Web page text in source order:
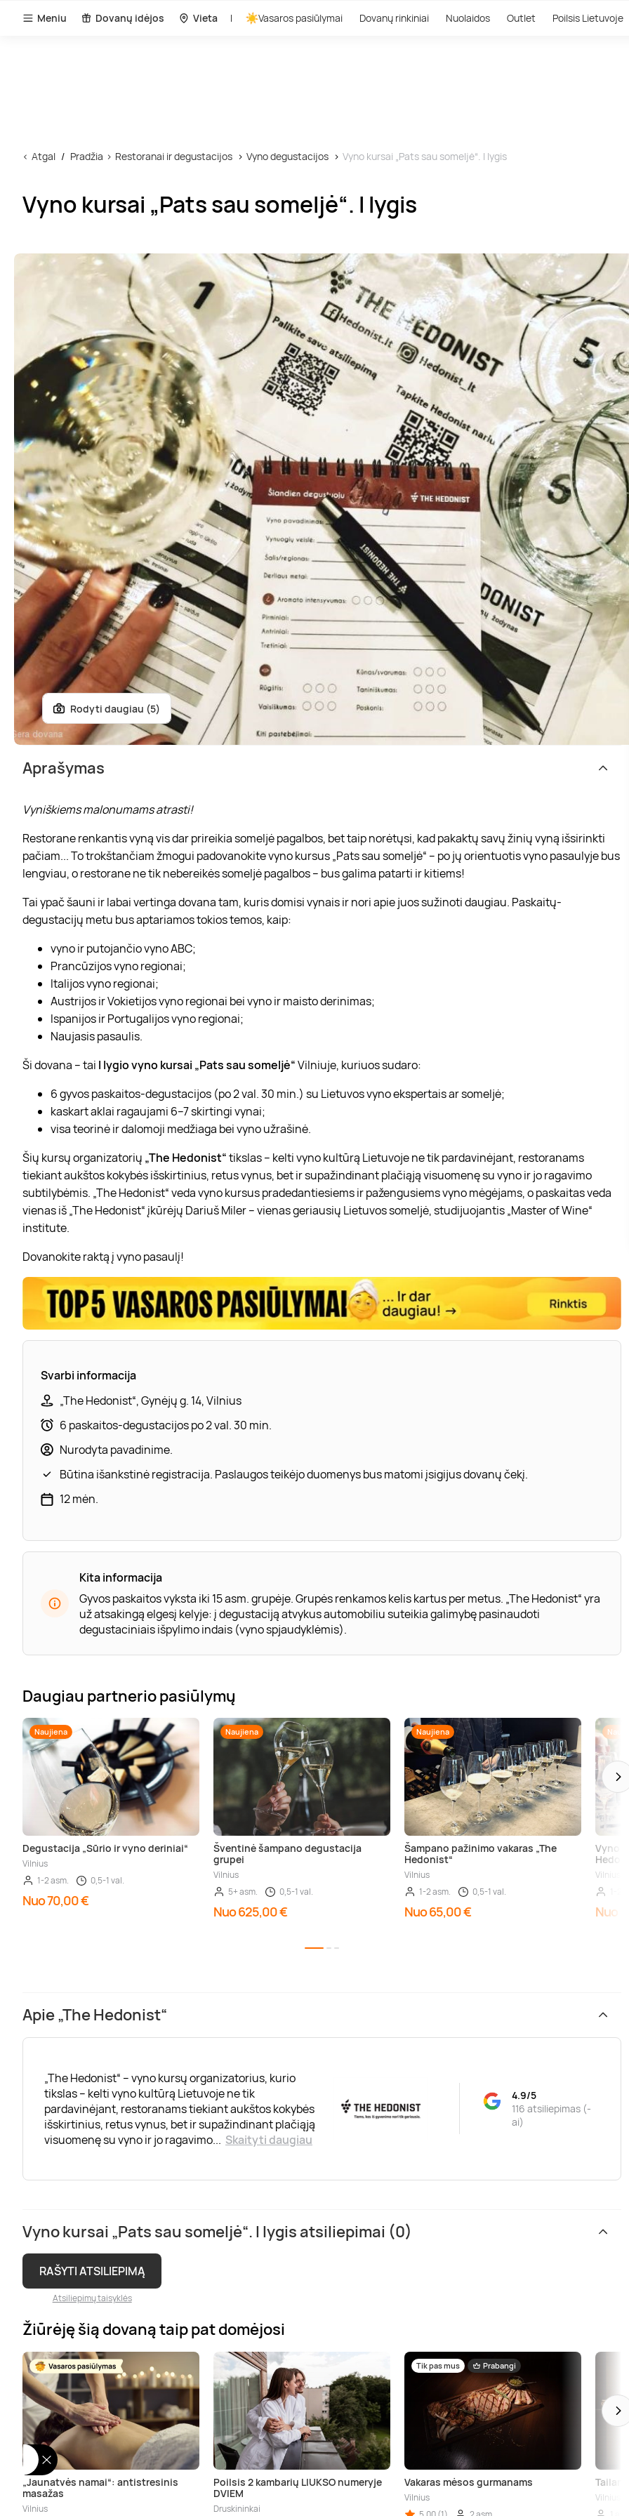
Meniu Dovanų idėjos Vieta Vasaros pasiūlymai Dovanų rinkiniai Nuolaidos Outlet Poilsis Lietuvoje
Atgal Pradžia Restoranai ir degustacijos Vyno degustacijos Vyno kursai „Pats sau someljė“. I lygis
Vyno kursai „Pats sau someljė“. I lygis
Rodyti daugiau (5)
Aprašymas
Vyniškiems malonumams atrasti!
Restorane renkantis vyną vis dar prireikia someljė pagalbos, bet taip norėtųsi, kad pakaktų savų žinių vyną išsirinkti
pačiam... To trokštančiam žmogui padovanokite vyno kursus „Pats sau someljė“ – po jų orientuotis vyno pasaulyje bus
lengviau, o restorane ne tik nebereikės someljė pagalbos – bus galima patarti ir kitiems!
Tai ypač šauni ir labai vertinga dovana tam, kuris domisi vynais ir nori apie juos sužinoti daugiau. Paskaitų-
degustacijų metu bus aptariamos tokios temos, kaip:
vyno ir putojančio vyno ABC;
Prancūzijos vyno regionai;
Italijos vyno regionai;
Austrijos ir Vokietijos vyno regionai bei vyno ir maisto derinimas;
Ispanijos ir Portugalijos vyno regionai;
Naujasis pasaulis.
Ši dovana – tai I lygio vyno kursai „Pats sau someljė“Vilniuje, kuriuos sudaro:
6 gyvos paskaitos-degustacijos (po 2 val. 30 min.) su Lietuvos vyno ekspertais ar someljė;
kaskart aklai ragaujami 6–7 skirtingi vynai;
visa teorinė ir dalomoji medžiaga bei vyno užrašinė.
Šių kursų organizatorių „The Hedonist“tikslas – kelti vyno kultūrą Lietuvoje ne tik pardavinėjant, restoranams
tiekiant aukštos kokybės išskirtinius, retus vynus, bet ir supažindinant plačiąją visuomenę su vyno ir jo ragavimo
subtilybėmis. „The Hedonist“ veda vyno kursus pradedantiesiems ir pažengusiems vyno mėgėjams, o paskaitas veda
vienas iš „The Hedonist“ įkūrėjų Dariuš Miler – vienas geriausių Lietuvos someljė, studijuojantis „Master of Wine“
institute.
Dovanokite raktą į vyno pasaulį!
Svarbi informacija
„The Hedonist“, Gynėjų g. 14, Vilnius
6 paskaitos-degustacijos po 2 val. 30 min.
Nurodyta pavadinime.
Būtina išankstinė registracija. Paslaugos teikėjo duomenys bus matomi įsigijus dovanų čekį.
12 mėn.
Kita informacija
Gyvos paskaitos vyksta iki 15 asm. grupėje. Grupės renkamos kelis kartus per metus. „The Hedonist“ yra
už atsakingą elgesį kelyje: į degustaciją atvykus automobiliu suteikia galimybę pasinaudoti
degustaciniais išpylimo indais (vyno spjaudyklėmis).
Daugiau partnerio pasiūlymų
Naujiena
Degustacija „Sūrio ir vyno deriniai“
Vilnius
1-2 asm.
0,5-1 val.
Nuo 70,00 €
Naujiena
Šventinė šampano degustacija
grupei
Vilnius
5+ asm.
0,5-1 val.
Nuo 625,00 €
Naujiena
Šampano pažinimo vakaras „The
Hedonist“
Vilnius
1-2 asm.
0,5-1 val.
Nuo 65,00 €
Vyno
Vilnius
Nuo
Apie „The Hedonist“
„The Hedonist“ – vyno kursų organizatorius, kurio
tikslas – kelti vyno kultūrą Lietuvoje ne tik
pardavinėjant, restoranams tiekiant aukštos kokybės
išskirtinius, retus vynus, bet ir supažindinant plačiąją
visuomenę su vyno ir jo ragavimo... Skaityti daugiau
4.9/5
116 atsiliepimas (-
ai)
Vyno kursai „Pats sau someljė“. I lygis atsiliepimai (0)
RAŠYTI ATSILIEPIMĄ
Atsiliepimų taisyklės
Žiūrėję šią dovaną taip pat domėjosi
„Jaunatvės namai“: antistresinis
masažas
Vilnius
Poilsis 2 kambarių LIUKSO numeryje
DVIEM
Druskininkai
Tik pas mus Prabangi
Vakaras mėsos gurmanams
Vilnius
Vilnius